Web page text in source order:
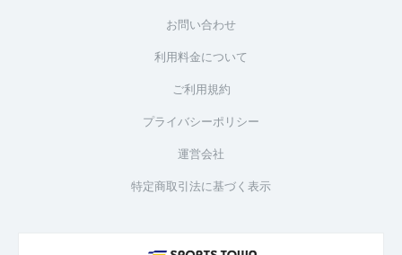
お問い合わせ
利用料金について
ご利用規約
プライバシーポリシー
運営会社
特定商取引法に基づく表示